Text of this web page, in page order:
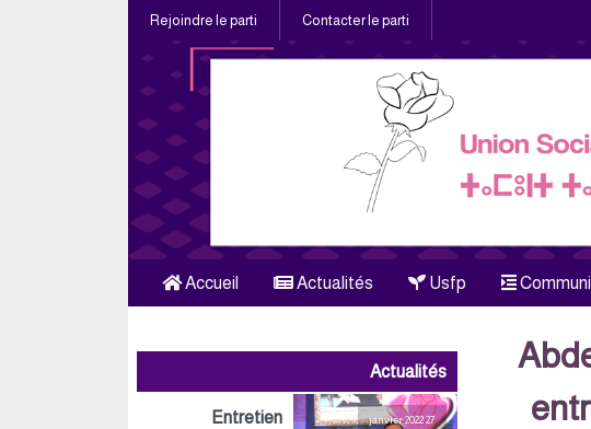
Rejoindre le parti Contacter le parti
Accueil Actualités Usfp
Actualités
27 janvier 2022
Entretien